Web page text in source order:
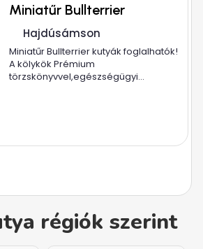
Miniatűr Bullterrier
Hajdúsámson
Miniatűr Bullterrier kutyák foglalhatók!
A kölykök Prémium
törzskönyvvel,egészségügyi...
régiók szerint